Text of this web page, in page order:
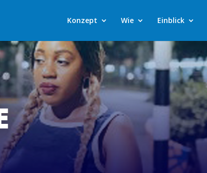
Konzept Wie Einblick